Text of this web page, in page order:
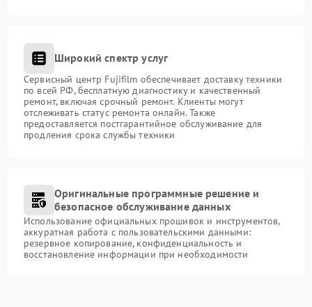
Широкий спектр услуг
Сервисный центр Fujifilm обеспечивает доставку техники
по всей РФ, бесплатную диагностику и качественный
ремонт, включая срочный ремонт. Клиенты могут
отслеживать статус ремонта онлайн. Также
предоставляется постгарантийное обслуживание для
продления срока службы техники
Оригинальные программные решение и
безопасное обслуживание данных
Использование официальных прошивок и инструментов,
аккуратная работа с пользовательскими данными:
резервное копирование, конфиденциальность и
восстановление информации при необходимости